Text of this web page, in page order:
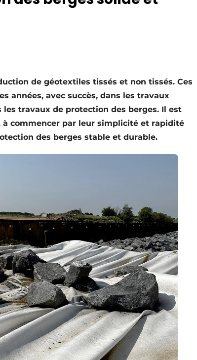
de géotextiles tissés et non tissés. Ces
années, avec succès, dans les travaux
travaux de protection des berges. Il est
commencer par leur simplicité et rapidité
des berges stable et durable.